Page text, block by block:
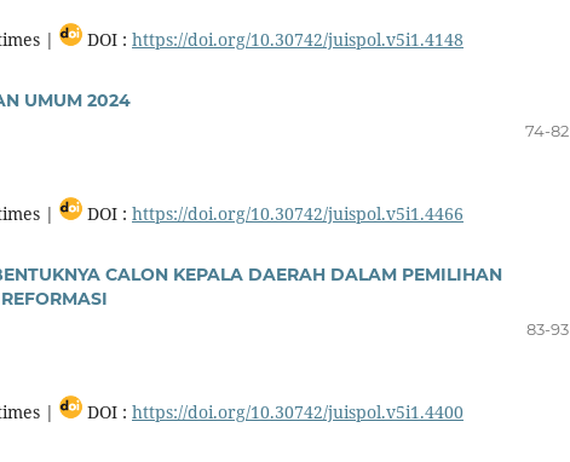
| DOI : https://doi.org/10.30742/juispol.v5i1.4148
UMUM 2024
74-82
| DOI : https://doi.org/10.30742/juispol.v5i1.4466
CALON KEPALA DAERAH DALAM PEMILIHAN
83-93
| DOI : https://doi.org/10.30742/juispol.v5i1.4400